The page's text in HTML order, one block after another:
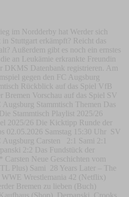
im Nordderby hat Werder sich
Stuttgart erkämpft? Reicht das
Außerdem gibt es noch ein ernstes
an Leukämie erkrankte Freundin
DKMS Datenbank registrieren. Am
gegen den FC Augsburg
Rückblick auf das Spiel VfB
Bremen Vorschau auf das Spiel SV
Stammtisch Themen Das
Stammtisch Playlist 2025/26
2025/26 Die Kicktipp Runde der
02.05.2026 Samstag 15:30 Uhr SV
Augsburg Carsten 2:1 Sami 2:1
2:2 Das Fundstück der
Neue Geschichten vom
Plus) Sami 28 Years Later – The
Wrestlemania 42 (Netflix)
Bremen zu lieben (Buch)
(Shop) Derpanski Crooks